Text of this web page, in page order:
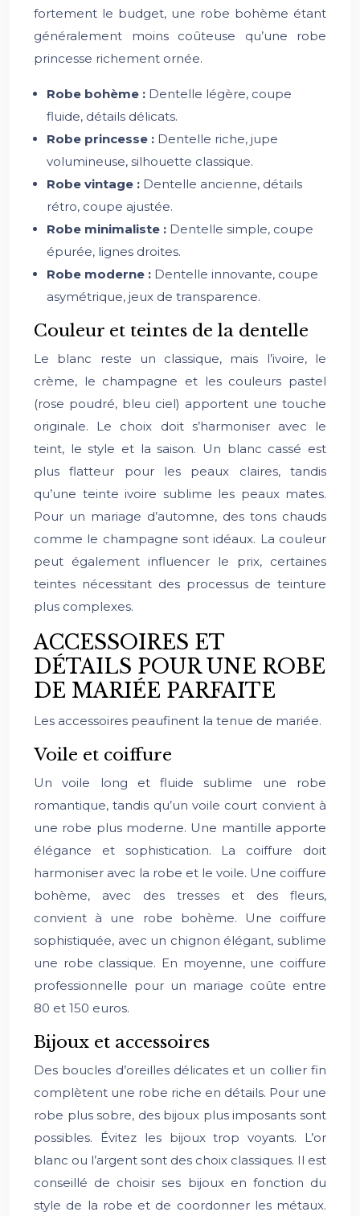
fortement le budget, une robe bohème étant
généralement moins coûteuse qu’une robe
princesse richement ornée.
Robe bohème : Dentelle légère, coupe
fluide, détails délicats.
Robe princesse : Dentelle riche, jupe
volumineuse, silhouette classique.
Robe vintage : Dentelle ancienne, détails
rétro, coupe ajustée.
Robe minimaliste : Dentelle simple, coupe
épurée, lignes droites.
Robe moderne : Dentelle innovante, coupe
asymétrique, jeux de transparence.
Couleur et teintes de la dentelle
Le blanc reste un classique, mais l’ivoire, le
crème, le champagne et les couleurs pastel
(rose poudré, bleu ciel) apportent une touche
originale. Le choix doit s’harmoniser avec le
teint, le style et la saison. Un blanc cassé est
plus flatteur pour les peaux claires, tandis
qu’une teinte ivoire sublime les peaux mates.
Pour un mariage d’automne, des tons chauds
comme le champagne sont idéaux. La couleur
peut également influencer le prix, certaines
teintes nécessitant des processus de teinture
plus complexes.
ACCESSOIRES ET
DÉTAILS POUR UNE ROBE
DE MARIÉE PARFAITE
Les accessoires peaufinent la tenue de mariée.
Voile et coiffure
Un voile long et fluide sublime une robe
romantique, tandis qu’un voile court convient à
une robe plus moderne. Une mantille apporte
élégance et sophistication. La coiffure doit
harmoniser avec la robe et le voile. Une coiffure
bohème, avec des tresses et des fleurs,
convient à une robe bohème. Une coiffure
sophistiquée, avec un chignon élégant, sublime
une robe classique. En moyenne, une coiffure
professionnelle pour un mariage coûte entre
80 et 150 euros.
Bijoux et accessoires
Des boucles d’oreilles délicates et un collier fin
complètent une robe riche en détails. Pour une
robe plus sobre, des bijoux plus imposants sont
possibles. Évitez les bijoux trop voyants. L’or
blanc ou l’argent sont des choix classiques. Il est
conseillé de choisir ses bijoux en fonction du
style de la robe et de coordonner les métaux.